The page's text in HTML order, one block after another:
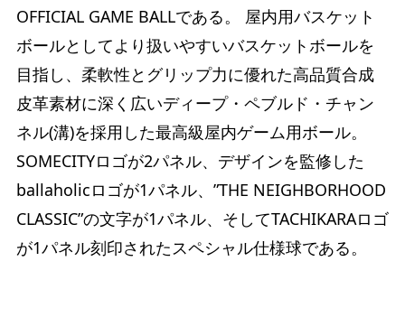
OFFICIAL GAME BALLである。 屋内用バスケット
ボールとしてより扱いやすいバスケットボールを
目指し、柔軟性とグリップ力に優れた高品質合成
皮革素材に深く広いディープ・ペブルド・チャン
ネル(溝)を採用した最高級屋内ゲーム用ボール。
SOMECITYロゴが2パネル、デザインを監修した
ballaholicロゴが1パネル、”THE NEIGHBORHOOD
CLASSIC”の文字が1パネル、そしてTACHIKARAロゴ
が1パネル刻印されたスペシャル仕様球である。